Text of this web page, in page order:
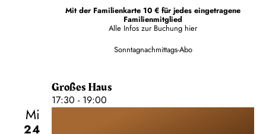
Mit der Familienkarte 10 € für jedes eingetragene
Familienmitglied
Alle Infos zur Buchung hier
Sonntagnachmittags-Abo
Großes Haus
17:30 - 19:00
Mi
24